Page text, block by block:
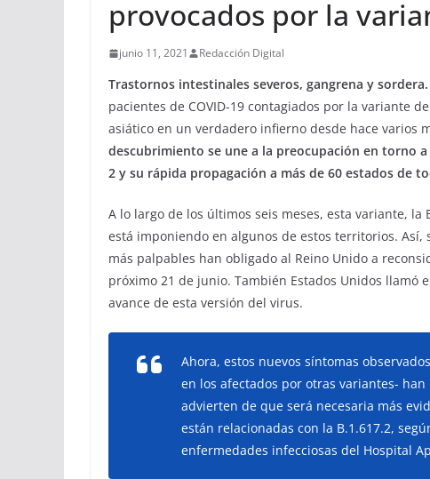
provocados por la
junio 11, 2021 Redacción Digital
Trastornos intestinales severos, gangrena y sordera.
pacientes de COVID-19 contagiados por la variante
asiático en un verdadero infierno desde hace varios
descubrimiento se une a la preocupación en torno
2 y su rápida propagación a más de 60 estados de
A lo largo de los últimos seis meses, esta variante, la
está imponiendo en algunos de estos territorios.
más palpables han obligado al Reino Unido a
próximo 21 de junio. También Estados Unidos llamó
avance de esta versión del virus.
Ahora, estos nuevos síntomas
en los afectados por otras variantes-
advierten de que será necesaria más
están relacionadas con la B.1.617.2,
enfermedades infecciosas del Hospital